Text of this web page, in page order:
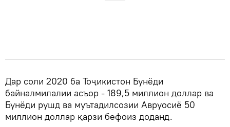
Дар соли 2020 ба Тоҷикистон Бунёди
байналмилалии асъор - 189,5 миллион доллар ва
Бунёди рушд ва муътадилсозии Авруосиё 50
миллион доллар қарзи бефоиз доданд.